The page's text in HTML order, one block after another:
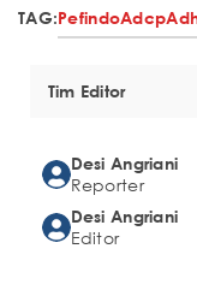
TAG:PefindoAdcp
Tim Editor
Desi Angriani
Reporter
Desi Angriani
Editor